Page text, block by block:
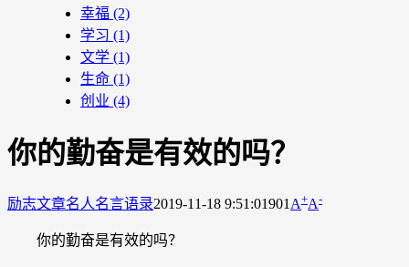
幸福 (2)
学习 (1)
文学 (1)
生命 (1)
创业 (4)
你的勤奋是有效的吗？
励志文章名人名言语录2019-11-18 9:51:01901 A+A-
你的勤奋是有效的吗？